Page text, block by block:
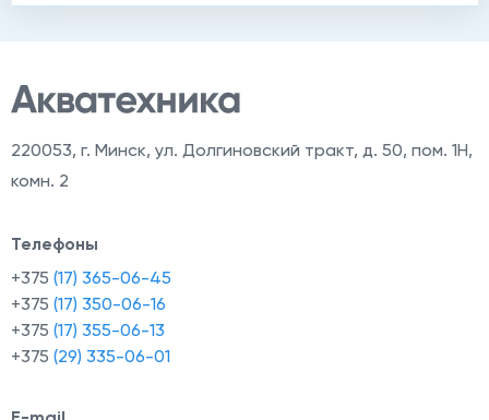
220053, г. Минск, ул. Долгиновский тракт, д. 50, пом. 1Н,
комн. 2
Телефоны
+375 (17) 365-06-45
+375 (17) 350-06-16
+375 (17) 355-06-13
+375 (29) 335-06-01